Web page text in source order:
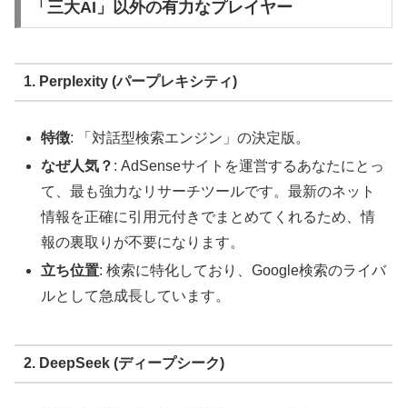
「三大AI」以外の有力なプレイヤー
1. Perplexity (パープレキシティ)
特徴: 「対話型検索エンジン」の決定版。
なぜ人気？ : AdSenseサイトを運営するあなたにとっ
て、最も強力なリサーチツールです。最新のネット
情報を正確に引用元付きでまとめてくれるため、情
報の裏取りが不要になります。
立ち位置: 検索に特化しており、Google検索のライバ
ルとして急成長しています。
2. DeepSeek (ディープシーク)